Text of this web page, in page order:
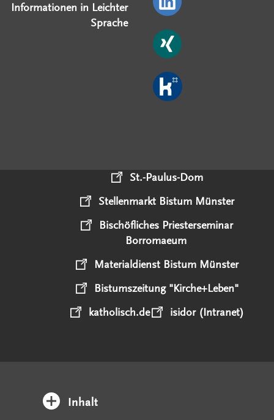
Informationen in Leichter
Sprache
St.-Paulus-Dom
Stellenmarkt Bistum Münster
Bischöfliches Priesterseminar
Borromaeum
Materialdienst Bistum Münster
Bistumszeitung "Kirche+Leben"
katholisch.de
isidor (Intranet)
Inhalt